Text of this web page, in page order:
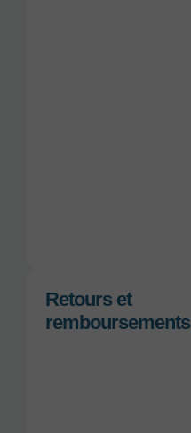
Retours et
remboursements